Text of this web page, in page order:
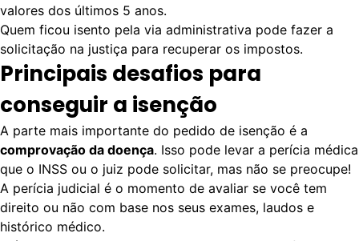
valores dos últimos 5 anos.
Quem ficou isento pela via administrativa pode fazer a
solicitação na justiça para recuperar os impostos.
Principais desafios para
conseguir a isenção
A parte mais importante do pedido de isenção é a
comprovação da doença. Isso pode levar a perícia médica
que o INSS ou o juiz pode solicitar, mas não se preocupe!
A perícia judicial é o momento de avaliar se você tem
direito ou não com base nos seus exames, laudos e
histórico médico.